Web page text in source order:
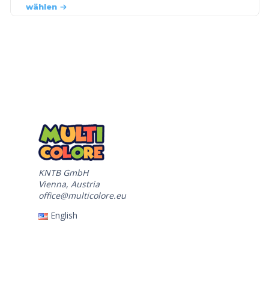
wählen
KNTB GmbH
Vienna, Austria
office@multicolore.eu
English